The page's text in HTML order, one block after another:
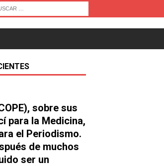
sobre sus
para la Medicina,
el Periodismo.
de muchos
ser un